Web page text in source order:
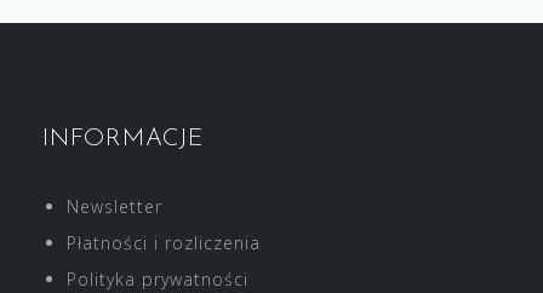
INFORMACJE
Newsletter
Płatności i rozliczenia
Polityka prywatności